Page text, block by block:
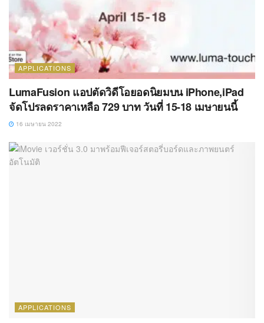
APPLICATIONS
LumaFusion แอปตัดวิดีโอยอดนิยมบน iPhone,iPad
จัดโปรลดราคาเหลือ 729 บาท วันที่ 15-18 เมษายนนี้
16 เมษายน 2022
APPLICATIONS